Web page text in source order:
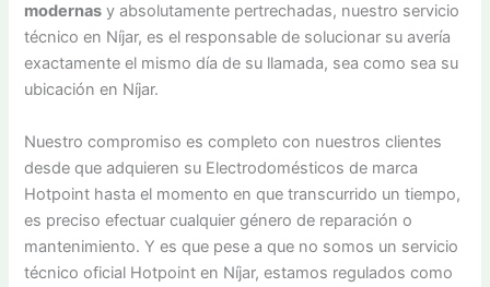
modernas y absolutamente pertrechadas, nuestro servicio
técnico en Níjar, es el responsable de solucionar su avería
exactamente el mismo día de su llamada, sea como sea su
ubicación en Níjar.
Nuestro compromiso es completo con nuestros clientes
desde que adquieren su Electrodomésticos de marca
Hotpoint hasta el momento en que transcurrido un tiempo,
es preciso efectuar cualquier género de reparación o
mantenimiento. Y es que pese a que no somos un servicio
técnico oficial Hotpoint en Níjar, estamos regulados como